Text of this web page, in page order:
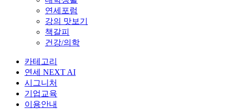
연세포럼
강의 맛보기
책갈피
건강/의학
카테고리
연세 NEXT AI
시그니처
기업교육
이용안내